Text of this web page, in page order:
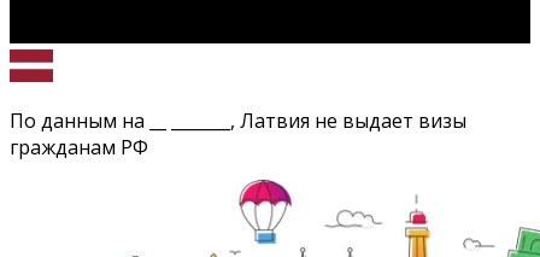
По данным на , Латвия не выдает визы
гражданам РФ